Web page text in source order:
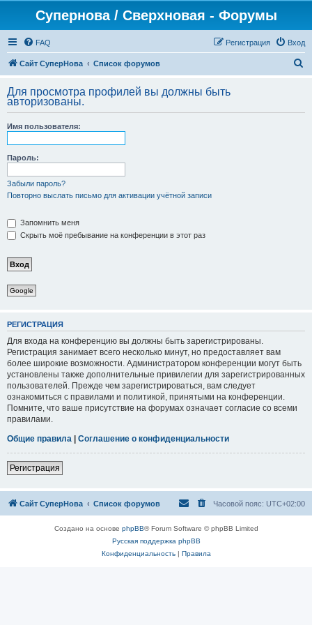
Супернова / Сверхновая - Форумы
FAQ Вход
Регистрация
Сайт СуперНова Список форумов
с
Для просмотра профилей вы должны быть
авторизованы.
Имя пользователя:
Пароль:
Забыли пароль?
Повторно выслать письмо для активации учётной записи
Запомнить меня
Скрыть моё пребывание на конференции в этот раз
Google
РЕГИСТРАЦИЯ
Для входа на конференцию вы должны быть зарегистрированы.
Регистрация занимает всего несколько минут, но предоставляет вам
более широкие возможности. Администратором конференции могут быть
установлены также дополнительные привилегии для зарегистрированных
пользователей. Прежде чем зарегистрироваться, вам следует
ознакомиться с правилами и политикой, принятыми на конференции.
Помните, что ваше присутствие на форумах означает согласие со всеми
правилами.
Общие правила | Соглашение о конфиденциальности
Регистрация
Сайт СуперНова Список форумов Часовой пояс: UTC+02:00
Создано на основе phpBB® Forum Software © phpBB Limited
Русская поддержка phpBB
Конфиденциальность| Правила